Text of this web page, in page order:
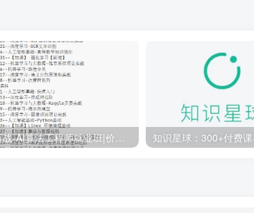
百战-AI算法工程师就业班|价值18980元|冲击百万年薪|完结无秘